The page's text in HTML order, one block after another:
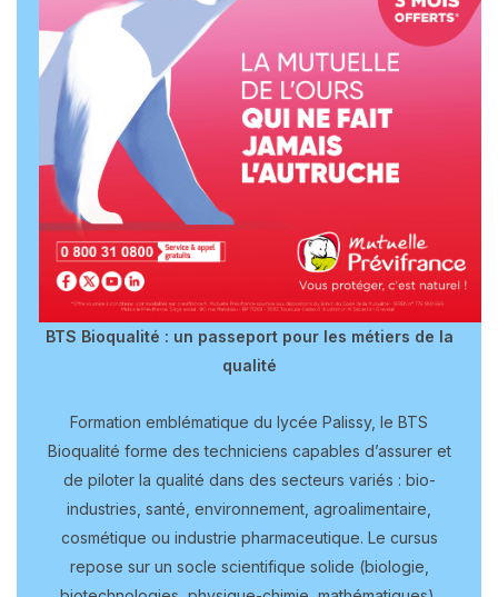
BTS Bioqualité : un passeport pour les métiers de la
qualité
Formation emblématique du lycée Palissy, le BTS
Bioqualité forme des techniciens capables d’assurer et
de piloter la qualité dans des secteurs variés : bio-
industries, santé, environnement, agroalimentaire,
cosmétique ou industrie pharmaceutique. Le cursus
repose sur un socle scientifique solide (biologie,